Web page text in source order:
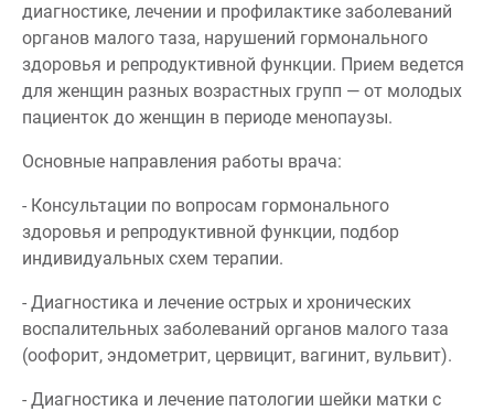
диагностике, лечении и профилактике заболеваний
органов малого таза, нарушений гормонального
здоровья и репродуктивной функции. Прием ведется
для женщин разных возрастных групп — от молодых
пациенток до женщин в периоде менопаузы.
Основные направления работы врача:
- Консультации по вопросам гормонального
здоровья и репродуктивной функции, подбор
индивидуальных схем терапии.
- Диагностика и лечение острых и хронических
воспалительных заболеваний органов малого таза
(оофорит, эндометрит, цервицит, вагинит, вульвит).
- Диагностика и лечение патологии шейки матки с